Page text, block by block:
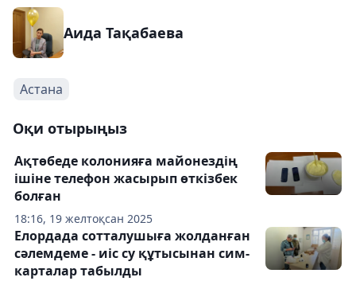
Аида Тақабаева
Астана
Оқи отырыңыз
18:16, 19 желтоқсан 2025
Ақтөбеде колонияға майонездің
ішіне телефон жасырып өткізбек
болған
Елордада сотталушыға жолданған
сәлемдеме - иіс су құтысынан сим-
карталар табылды